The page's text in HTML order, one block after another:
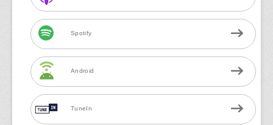
Spotify
Android
TuneIn